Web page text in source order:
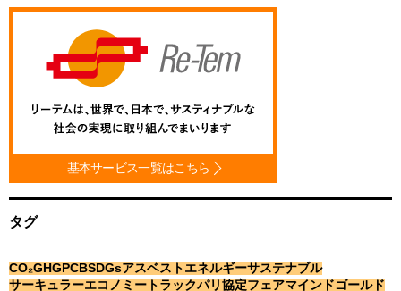
地球温暖化太陽光太陽光パネル
廃棄物処理法
建設リサイクル
持続可能な社会教育森林
気候変動水水銀法令法改正
環境問題環境教育環境省
生活の質生物多様性産業廃棄物
認定事業者貧困・格差 資源農業
鉱山問題
電子マニフェスト電子化
カテゴリー
基本サービス一覧はこちら
タグ
CO₂GHG PCBSDGsアスベスト エネルギーサステナブル
サーキュラーエコノミー トラックパリ協定フェアマインドゴールド